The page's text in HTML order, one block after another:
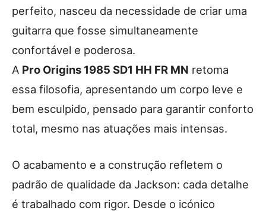
perfeito, nasceu da necessidade de criar uma
guitarra que fosse simultaneamente
confortável e poderosa.
A Pro Origins 1985 SD1 HH FR MN retoma
essa filosofia, apresentando um corpo leve e
bem esculpido, pensado para garantir conforto
total, mesmo nas atuações mais intensas.
O acabamento e a construção refletem o
padrão de qualidade da Jackson: cada detalhe
é trabalhado com rigor. Desde o icónico